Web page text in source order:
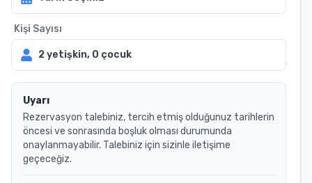
Kişi Sayısı
2yetişkin, 0 çocuk
Uyarı
Rezervasyon talebiniz, tercih etmiş olduğunuz tarihlerin
öncesi ve sonrasında boşluk olması durumunda
onaylanmayabilir. Talebiniz için sizinle iletişime
geçeceğiz.